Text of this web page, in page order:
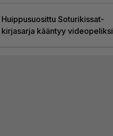
Huippusuosittu Soturikissat-
kirjasarja kääntyy videopeliksi